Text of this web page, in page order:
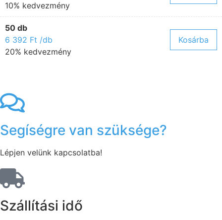
10% kedvezmény
50 db
6 392 Ft /db
20% kedvezmény
Kosárba
Segíségre van szüksége?
Lépjen velünk kapcsolatba!
Szállítási idő